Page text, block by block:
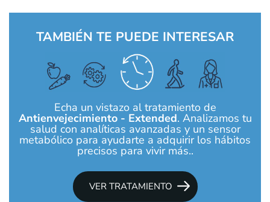
TAMBIÉN TE PUEDE INTERESAR
Echa un vistazo al tratamiento de
Antienvejecimiento - Extended. Analizamos tu
salud con analíticas avanzadas y un sensor
metabólico para ayudarte a adquirir los hábitos
precisos para vivir más..
VER TRATAMIENTO